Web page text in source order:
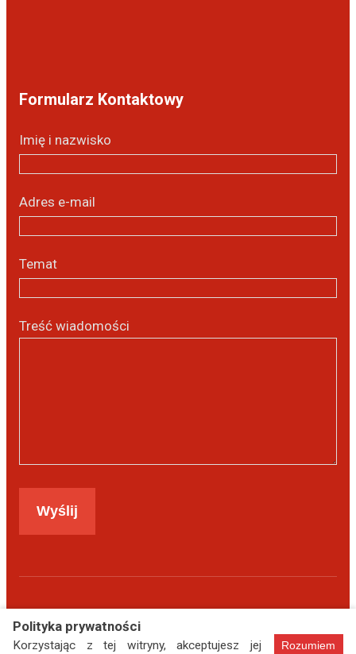
Formularz Kontaktowy
Imię i nazwisko
Adres e-mail
Temat
Treść wiadomości
© 2022 Jjsport
Polityka prywatności
Korzystając z tej witryny, akceptujesz jej Rozumiem